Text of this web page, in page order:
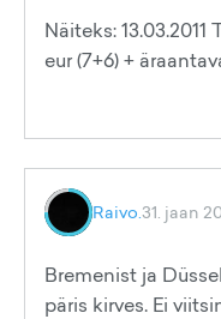
Näiteks: 13.03.2011
eur (7+6) +
Raivo.31. jaan
Bremenist ja
päris kirves. Ei